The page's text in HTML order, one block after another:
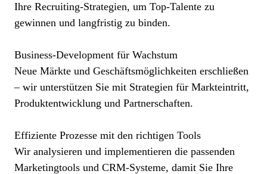
Ihre Recruiting-Strategien, um Top-Talente zu
gewinnen und langfristig zu binden.
Business-Development für Wachstum
Neue Märkte und Geschäftsmöglichkeiten erschließen
– wir unterstützen Sie mit Strategien für Markteintritt,
Produktentwicklung und Partnerschaften.
Effiziente Prozesse mit den richtigen Tools
Wir analysieren und implementieren die passenden
Marketingtools und CRM-Systeme, damit Sie Ihre